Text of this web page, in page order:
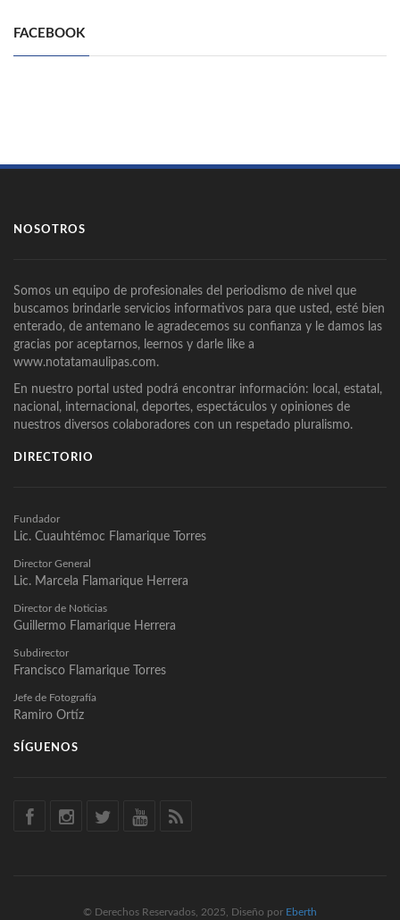
FACEBOOK
NOSOTROS
Somos un equipo de profesionales del periodismo de nivel que
buscamos brindarle servicios informativos para que usted, esté bien
enterado, de antemano le agradecemos su confianza y le damos las
gracias por aceptarnos, leernos y darle like a
www.notatamaulipas.com.
En nuestro portal usted podrá encontrar información: local, estatal,
nacional, internacional, deportes, espectáculos y opiniones de
nuestros diversos colaboradores con un respetado pluralismo.
DIRECTORIO
Fundador
Lic. Cuauhtémoc Flamarique Torres
Director General
Lic. Marcela Flamarique Herrera
Director de Noticias
Guillermo Flamarique Herrera
Subdirector
Francisco Flamarique Torres
Jefe de Fotografía
Ramiro Ortíz
SÍGUENOS
© Derechos Reservados, 2025, Diseño por Eberth